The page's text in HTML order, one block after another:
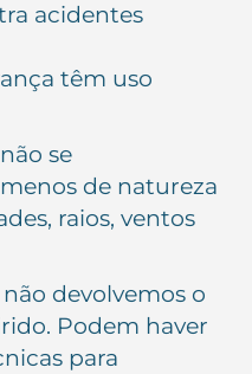
acidentes
têm uso
se
de natureza
raios, ventos
devolvemos o
Podem haver
para